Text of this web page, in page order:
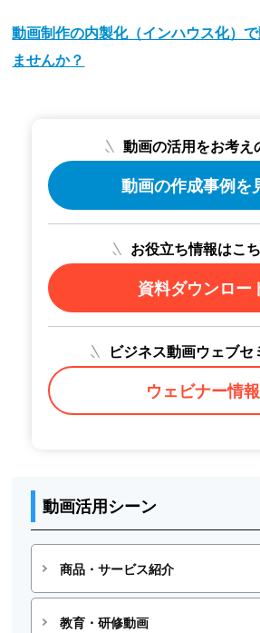
動画制作の内製化（インハウス化）
ませんか？
動画の活用をお考え
動画の作成事例を
お役立ち情報はこ
資料ダウンロー
ビジネス動画ウェブセ
ウェビナー情報
動画活用シーン
商品・サービス紹介
教育・研修動画